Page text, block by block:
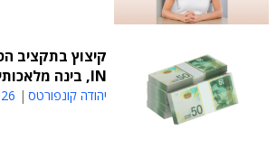
קיצוץ בתקציב
IN, בינה מלאכותית וחדשנות – OUT
יהודה קונפורטס